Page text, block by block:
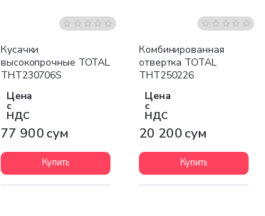
Кусачки
высокопрочные TOTAL
THT230706S
Цена
с
НДС
77 900 сум
Купить
Комбинированная
отвертка TOTAL
THT250226
Цена
с
НДС
20 200 сум
Купить